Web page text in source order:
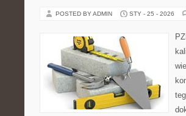
POSTED BY ADMIN STY - 25 - 2026